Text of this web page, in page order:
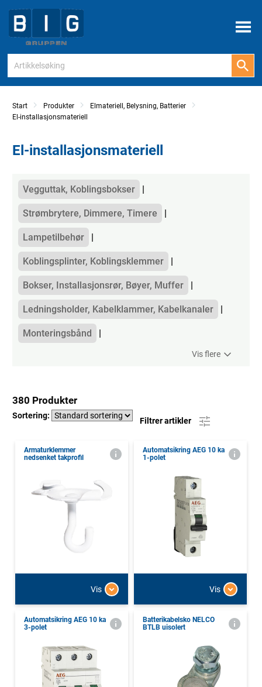
Meny
Start Produkter
Elmateriell, Belysning, Batterier
El-installasjonsmateriell
El-installasjonsmateriell
Kategorier
Vegguttak, Koblingsbokser
Strømbrytere, Dimmere, Timere
Lampetilbehør
Koblingsplinter, Koblingsklemmer
Bokser, Installasjonsrør, Bøyer, Muffer
Ledningsholder, Kabelklammer, Kabelkanaler
Monteringsbånd
Vis flere
380 Produkter
Sortering:
Filtrer artikler
Armaturklemmer
nedsenket takprofil
Vis
Automatsikring AEG 10 ka
1-polet
Vis
Automatsikring AEG 10 ka
3-polet
Batterikabelsko NELCO
BTLB uisolert